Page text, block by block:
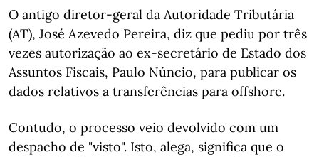
O antigo diretor-geral da Autoridade Tributária
(AT), José Azevedo Pereira, diz que pediu por três
vezes autorização ao ex-secretário de Estado dos
Assuntos Fiscais, Paulo Núncio, para publicar os
dados relativos a transferências para offshore.
Contudo, o processo veio devolvido com um
despacho de "visto". Isto, alega, significa que o